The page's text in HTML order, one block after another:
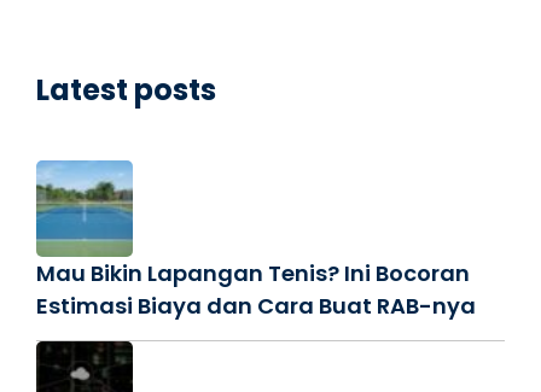
Latest posts
Mau Bikin Lapangan Tenis? Ini Bocoran
Estimasi Biaya dan Cara Buat RAB-nya